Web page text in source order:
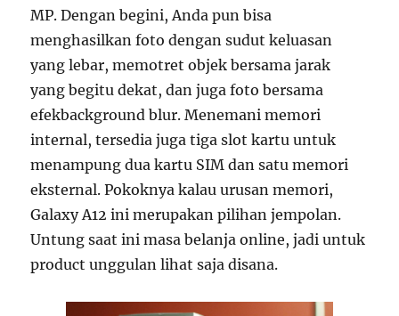
MP. Dengan begini, Anda pun bisa
menghasilkan foto dengan sudut keluasan
yang lebar, memotret objek bersama jarak
yang begitu dekat, dan juga foto bersama
efekbackground blur. Menemani memori
internal, tersedia juga tiga slot kartu untuk
menampung dua kartu SIM dan satu memori
eksternal. Pokoknya kalau urusan memori,
Galaxy A12 ini merupakan pilihan jempolan.
Untung saat ini masa belanja online, jadi untuk
product unggulan lihat saja disana.